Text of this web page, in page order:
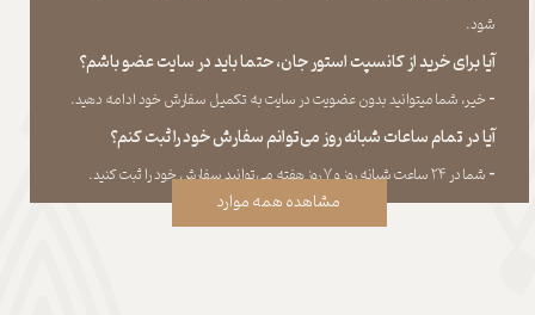
‏شود.​​​​​​​
آیا برای خرید از کانسپت استور جان، حتما باید در سایت عضو باشم؟
​​​​​​​- خیر، شما میتوانید بدون عضویت در سایت به تکمیل سفارش خود ادامه دهید.​​​​​​​
آیا در تمام ساعات شبانه روز می‌توانم سفارش خود را ثبت کنم؟
​​​​​​​​​​​​​​- شما در ۲۴ ساعت شبانه روز و ۷ روز هفته می‌‏توانید سفارش خود را ثبت کنید.
مشاهده همه موارد